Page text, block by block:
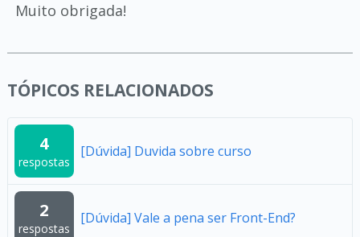
Muito obrigada!
TÓPICOS RELACIONADOS
4
respostas
[Dúvida] Duvida sobre curso
2
respostas
[Dúvida] Vale a pena ser Front-End?